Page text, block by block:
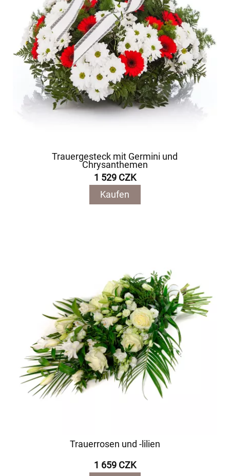
Trauergesteck mit Germini und
Chrysanthemen
1 529 CZK
Kaufen
Trauerrosen und -lilien
1 659 CZK